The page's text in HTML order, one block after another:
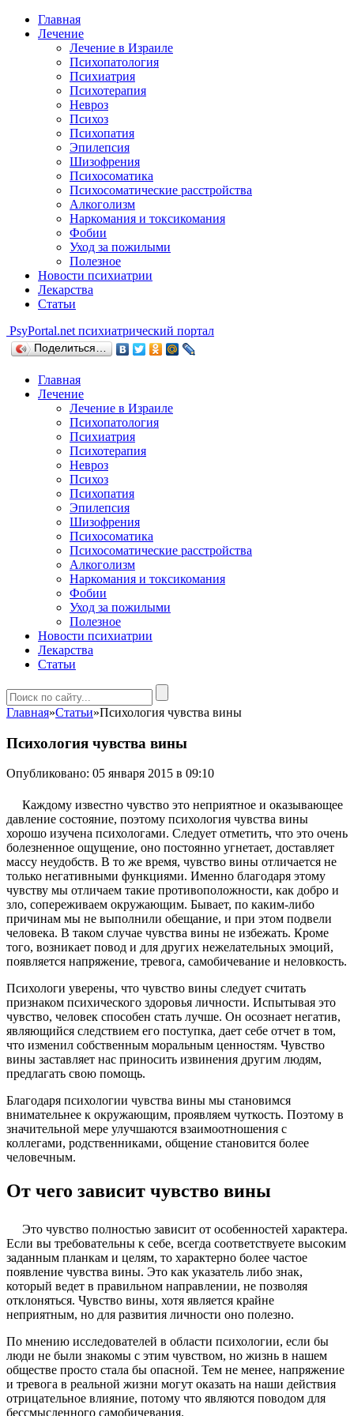
Главная
Лечение
Лечение в Израиле
Психопатология
Психиатрия
Психотерапия
Невроз
Психоз
Психопатия
Эпилепсия
Шизофрения
Психосоматика
Психосоматические расстройства
Алкоголизм
Наркомания и токсикомания
Фобии
Уход за пожилыми
Полезное
Новости психиатрии
Лекарства
Статьи
PsyPortal.net психиатрический портал
Поделиться…
Главная
Лечение
Лечение в Израиле
Психопатология
Психиатрия
Психотерапия
Невроз
Психоз
Психопатия
Эпилепсия
Шизофрения
Психосоматика
Психосоматические расстройства
Алкоголизм
Наркомания и токсикомания
Фобии
Уход за пожилыми
Полезное
Новости психиатрии
Лекарства
Статьи
Главная»Статьи»Психология чувства вины
Психология чувства вины
Опубликовано: 05 января 2015 в 09:10
Каждому известно чувство это неприятное и оказывающее
давление состояние, поэтому психология чувства вины
хорошо изучена психологами. Следует отметить, что это очень
болезненное ощущение, оно постоянно угнетает, доставляет
массу неудобств. В то же время, чувство вины отличается не
только негативными функциями. Именно благодаря этому
чувству мы отличаем такие противоположности, как добро и
зло, сопереживаем окружающим. Бывает, по каким-либо
причинам мы не выполнили обещание, и при этом подвели
человека. В таком случае чувства вины не избежать. Кроме
того, возникает повод и для других нежелательных эмоций,
появляется напряжение, тревога, самобичевание и неловкость.
Психологи уверены, что чувство вины следует считать
признаком психического здоровья личности. Испытывая это
чувство, человек способен стать лучше. Он осознает негатив,
являющийся следствием его поступка, дает себе отчет в том,
что изменил собственным моральным ценностям. Чувство
вины заставляет нас приносить извинения другим людям,
предлагать свою помощь.
Благодаря психологии чувства вины мы становимся
внимательнее к окружающим, проявляем чуткость. Поэтому в
значительной мере улучшаются взаимоотношения с
коллегами, родственниками, общение становится более
человечным.
От чего зависит чувство вины
Это чувство полностью зависит от особенностей характера.
Если вы требовательны к себе, всегда соответствуете высоким
заданным планкам и целям, то характерно более частое
появление чувства вины. Это как указатель либо знак,
который ведет в правильном направлении, не позволяя
отклоняться. Чувство вины, хотя является крайне
неприятным, но для развития личности оно полезно.
По мнению исследователей в области психологии, если бы
люди не были знакомы с этим чувством, но жизнь в нашем
обществе просто стала бы опасной. Тем не менее, напряжение
и тревога в реальной жизни могут оказать на наши действия
отрицательное влияние, потому что являются поводом для
бессмысленного самобичевания.